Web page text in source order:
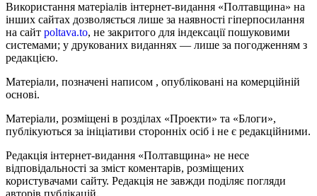
Використання матеріалів інтернет-видання «Полтавщина» на
інших сайтах дозволяється лише за наявності гіперпосилання
на сайт poltava.to, не закритого для індексації пошуковими
системами; у друкованих виданнях — лише за погодженням з
редакцією.
Матеріали, позначені написом , опубліковані на комерційній
основі.
Матеріали, розміщені в розділах «Проекти» та «Блоги»,
публікуються за ініціативи сторонніх осіб і не є редакційними.
Редакція інтернет-видання «Полтавщина» не несе
відповідальності за зміст коментарів, розміщених
користувачами сайту. Редакція не завжди поділяє погляди
авторів публікацій.